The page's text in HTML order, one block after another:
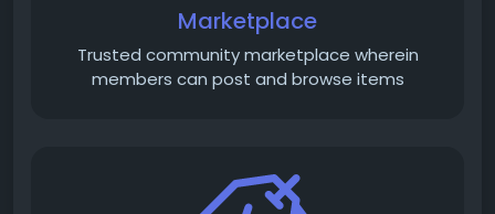
Marketplace
Trusted community marketplace wherein
members can post and browse items